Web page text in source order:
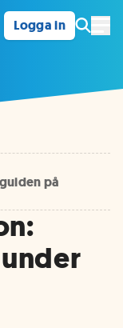
Logga in
på